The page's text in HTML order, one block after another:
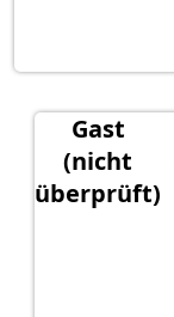
Gast
(nicht
überprüft)